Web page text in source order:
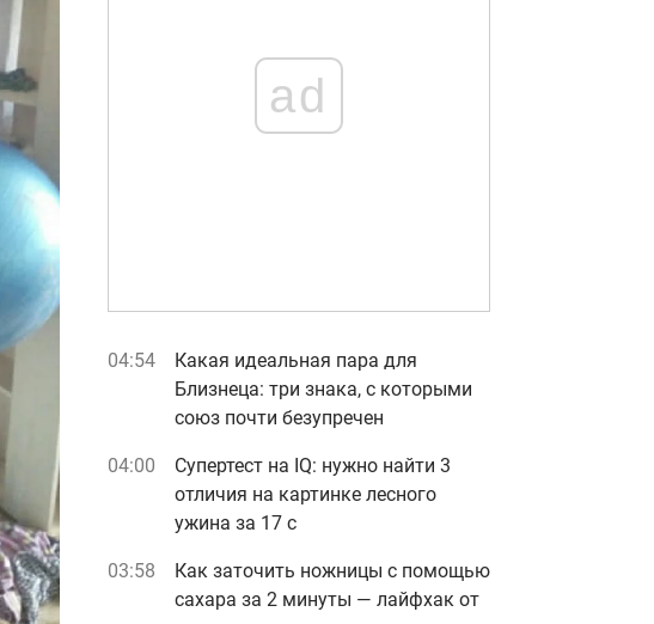
ad
04:54
Какая идеальная пара для
Близнеца: три знака, с которыми
союз почти безупречен
04:00
Супертест на IQ: нужно найти 3
отличия на картинке лесного
ужина за 17 с
03:58
Как заточить ножницы с помощью
сахара за 2 минуты — лайфхак от